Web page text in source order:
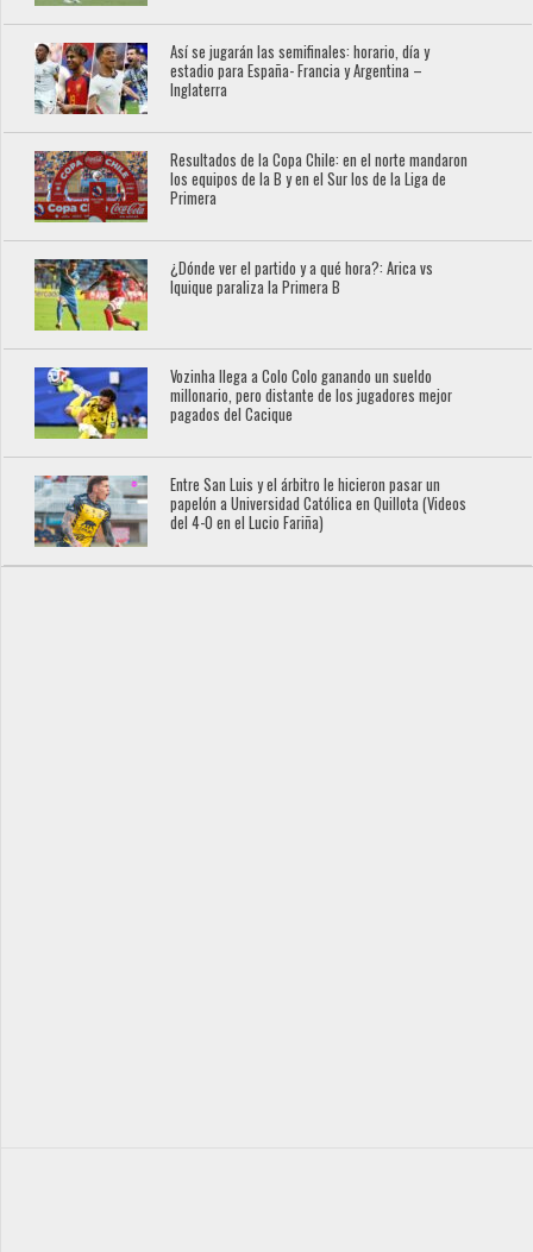
Así se jugarán las semifinales: horario, día y
estadio para España- Francia y Argentina –
Inglaterra
Resultados de la Copa Chile: en el norte mandaron
los equipos de la B y en el Sur los de la Liga de
Primera
¿Dónde ver el partido y a qué hora?: Arica vs
Iquique paraliza la Primera B
Vozinha llega a Colo Colo ganando un sueldo
millonario, pero distante de los jugadores mejor
pagados del Cacique
Entre San Luis y el árbitro le hicieron pasar un
papelón a Universidad Católica en Quillota (Videos
del 4-0 en el Lucio Fariña)